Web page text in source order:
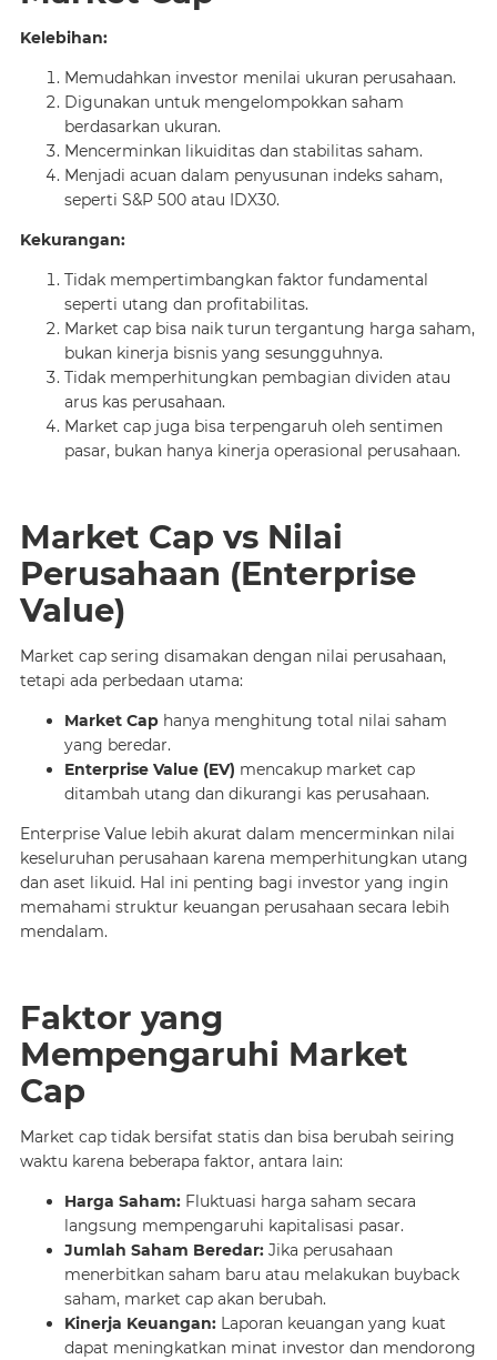
Kelebihan:
Memudahkan investor menilai ukuran perusahaan.
Digunakan untuk mengelompokkan saham
berdasarkan ukuran.
Mencerminkan likuiditas dan stabilitas saham.
Menjadi acuan dalam penyusunan indeks saham,
seperti S&P 500 atau IDX30.
Kekurangan:
Tidak mempertimbangkan faktor fundamental
seperti utang dan profitabilitas.
Market cap bisa naik turun tergantung harga saham,
bukan kinerja bisnis yang sesungguhnya.
Tidak memperhitungkan pembagian dividen atau
arus kas perusahaan.
Market cap juga bisa terpengaruh oleh sentimen
pasar, bukan hanya kinerja operasional perusahaan.
Market Cap vs Nilai
Perusahaan (Enterprise
Value)
Market cap sering disamakan dengan nilai perusahaan,
tetapi ada perbedaan utama:
Market Caphanya menghitung total nilai saham
yang beredar.
Enterprise Value (EV) mencakup market cap
ditambah utang dan dikurangi kas perusahaan.
Enterprise Value lebih akurat dalam mencerminkan nilai
keseluruhan perusahaan karena memperhitungkan utang
dan aset likuid. Hal ini penting bagi investor yang ingin
memahami struktur keuangan perusahaan secara lebih
mendalam.
Faktor yang
Mempengaruhi Market
Cap
Market cap tidak bersifat statis dan bisa berubah seiring
waktu karena beberapa faktor, antara lain:
Harga Saham:Fluktuasi harga saham secara
langsung mempengaruhi kapitalisasi pasar.
Jumlah Saham Beredar:Jika perusahaan
menerbitkan saham baru atau melakukan buyback
saham, market cap akan berubah.
Kinerja Keuangan:Laporan keuangan yang kuat
dapat meningkatkan minat investor dan mendorong